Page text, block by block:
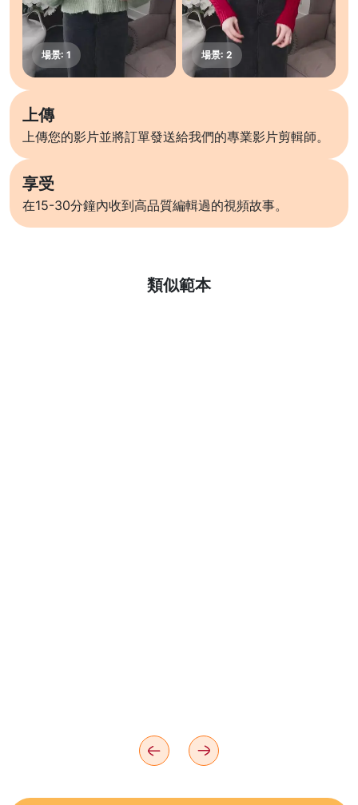
上傳
上傳您的影片並將訂單發送給我們的專業影片剪輯師。
享受
在15-30分鐘內收到高品質編輯過的視頻故事。
類似範本
了解更多